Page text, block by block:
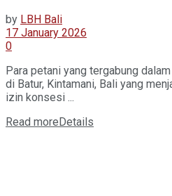
by LBH Bali
17 January 2026
0
Para petani yang tergabung
di Batur, Kintamani, Bali yang
izin konsesi ...
Read moreDetails